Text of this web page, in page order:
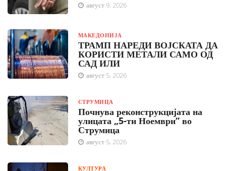
август 9, 2026
МАКЕДОНИЈА
ТРАМП НАРЕДИ ВОЈСКАТА ДА
КОРИСТИ МЕТАЛИ САМО ОД
САД ИЛИ
август 5, 2026
СТРУМИЦА
Почнува реконструкцијата на
улицата „5-ти Ноември“ во
Струмица
август 5, 2026
КУЛТУРА